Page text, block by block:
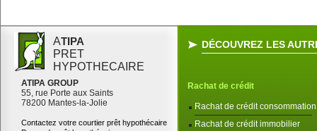
ATIPA
PRET
HYPOTHECAIRE
ATIPA GROUP
55, rue Porte aux Saints
78200 Mantes-la-Jolie
Contactez votre courtier prêt hypothécaire
DÉCOUVREZ LES
Rachat de crédit
Rachat de crédit consommation
Rachat de crédit immobilier